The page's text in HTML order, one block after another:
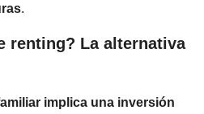
.
renting? La alternativa
implica una inversión